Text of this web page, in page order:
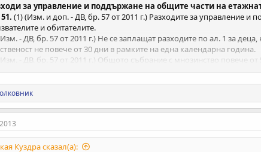
за управление и поддържане на общите части на
(1) (Изм. и доп. - ДВ, бр. 57 от 2011 г.) Разходите за управление
и обитателите.
- ДВ, бр. 57 от 2011 г.) Не се заплащат разходите по ал. 1 за
не повече от 30 дни в рамките на една календарна година.
- ДВ, бр. 57 от 2011 г.) Общото събрание с мнозинство повече
повече от 30 дни в рамките на една календарна година да
писмено председателят на управителния съвет
Куздра сказал(а):